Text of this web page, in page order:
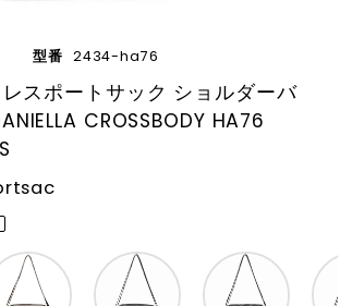
型番 2434-ha76
スポートサック ショルダーバ
CROSSBODY HA76